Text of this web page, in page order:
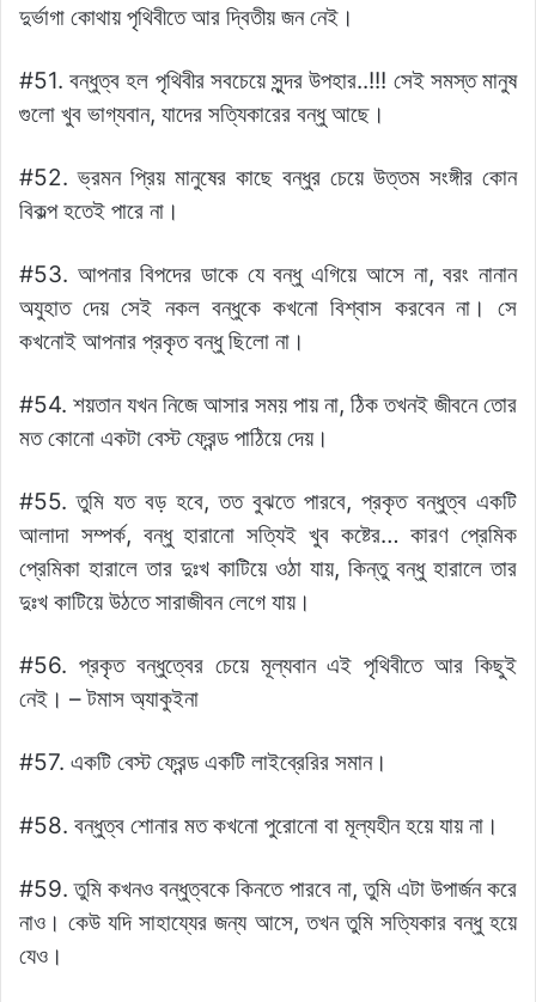
দুর্ভাগা কোথায় পৃথিবীতে আর দ্বিতীয় জন নেই।
#51. বন্ধুত্ব হল পৃথিবীর সবচেয়ে সুন্দর উপহার..!!! সেই সমস্ত মানুষ
গুলো খুব ভাগ্যবান, যাদের সত্যিকারের বন্ধু আছে।
#52. ভ্রমন প্রিয় মানুষের কাছে বন্ধুর চেয়ে উত্তম সংঙ্গীর কোন
বিকল্প হতেই পারে না।
#53. আপনার বিপদের ডাকে যে বন্ধু এগিয়ে আসে না, বরং নানান
অযুহাত দেয় সেই নকল বন্ধুকে কখনো বিশ্বাস করবেন না। সে
কখনোই আপনার প্রকৃত বন্ধু ছিলো না।
#54. শয়তান যখন নিজে আসার সময় পায় না, ঠিক তখনই জীবনে তোর
মত কোনো একটা বেস্ট ফ্রেন্ড পাঠিয়ে দেয়।
#55. তুমি যত বড় হবে, তত বুঝতে পারবে, প্রকৃত বন্ধুত্ব একটি
আলাদা সম্পর্ক, বন্ধু হারানো সত্যিই খুব কষ্টের… কারণ প্রেমিক
প্রেমিকা হারালে তার দুঃখ কাটিয়ে ওঠা যায়, কিন্তু বন্ধু হারালে তার
দুঃখ কাটিয়ে উঠতে সারাজীবন লেগে যায়।
#56. প্রকৃত বন্ধুত্বের চেয়ে মূল্যবান এই পৃথিবীতে আর কিছুই
নেই। – টমাস অ্যাকুইনা
#57. একটি বেস্ট ফ্রেন্ড একটি লাইব্রেরির সমান।
#58. বন্ধুত্ব শোনার মত কখনো পুরোনো বা মূল্যহীন হয়ে যায় না।
#59. তুমি কখনও বন্ধুত্বকে কিনতে পারবে না, তুমি এটা উপার্জন করে
নাও। কেউ যদি সাহায্যের জন্য আসে, তখন তুমি সত্যিকার বন্ধু হয়ে
যেও।